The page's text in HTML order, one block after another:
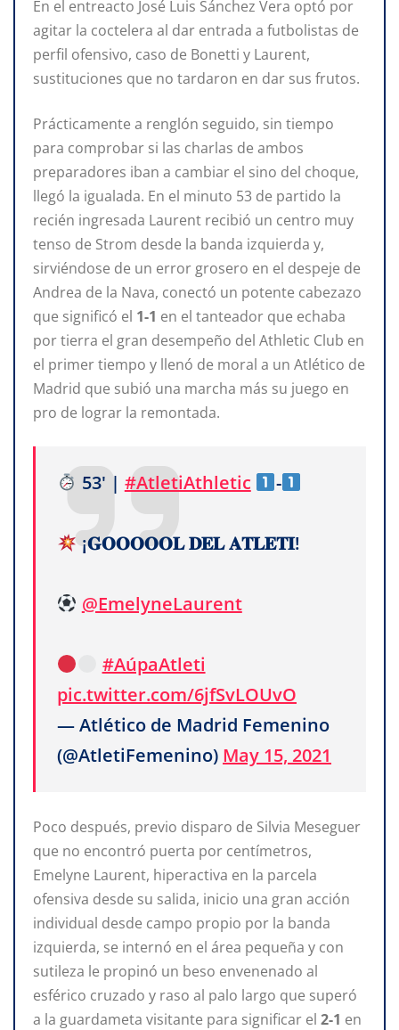
En el entreacto José Luis Sánchez Vera optó por
agitar la coctelera al dar entrada a futbolistas de
perfil ofensivo, caso de Bonetti y Laurent,
sustituciones que no tardaron en dar sus frutos.
Prácticamente a renglón seguido, sin tiempo
para comprobar si las charlas de ambos
preparadores iban a cambiar el sino del choque,
llegó la igualada. En el minuto 53 de partido la
recién ingresada Laurent recibió un centro muy
tenso de Strom desde la banda izquierda y,
sirviéndose de un error grosero en el despeje de
Andrea de la Nava, conectó un potente cabezazo
que significó el 1-1 en el tanteador que echaba
por tierra el gran desempeño del Athletic Club en
el primer tiempo y llenó de moral a un Atlético de
Madrid que subió una marcha más su juego en
pro de lograr la remontada.
53' | #AtletiAthletic -
¡𝐆𝐎𝐎𝐎𝐎𝐎𝐋 𝐃𝐄𝐋 𝐀𝐓𝐋𝐄𝐓𝐈!
@EmelyneLaurent
#AúpaAtleti
pic.twitter.com/6jfSvLOUvO
— Atlético de Madrid Femenino
(@AtletiFemenino) May 15, 2021
Poco después, previo disparo de Silvia Meseguer
que no encontró puerta por centímetros,
Emelyne Laurent, hiperactiva en la parcela
ofensiva desde su salida, inicio una gran acción
individual desde campo propio por la banda
izquierda, se internó en el área pequeña y con
sutileza le propinó un beso envenenado al
esférico cruzado y raso al palo largo que superó
a la guardameta visitante para significar el 2-1 en